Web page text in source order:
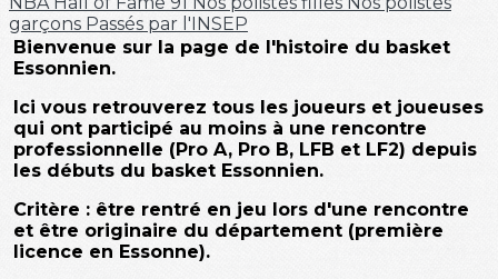
garçons Passés par l'INSEP
Bienvenue sur la page de l'histoire du basket
Essonnien.
Ici vous retrouverez tous les joueurs et joueuses
qui ont participé au moins à une rencontre
professionnelle (Pro A, Pro B, LFB et LF2) depuis
les débuts du basket Essonnien.
Critère : être rentré en jeu lors d'une rencontre
et être originaire du département (première
licence en Essonne).